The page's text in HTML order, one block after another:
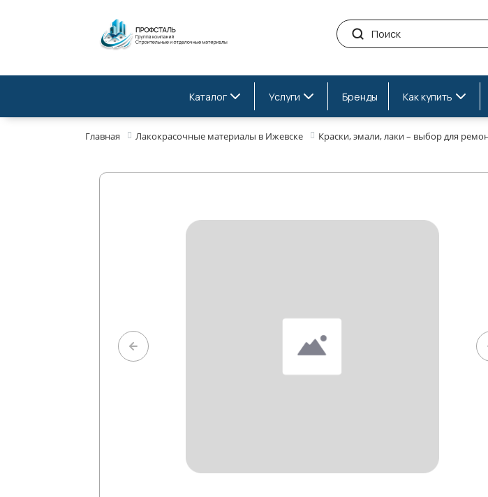
Каталог Услуги Бренды Как купить
Главная Лакокрасочные материалы в Ижевске Краски, эмали, лаки – выбор для